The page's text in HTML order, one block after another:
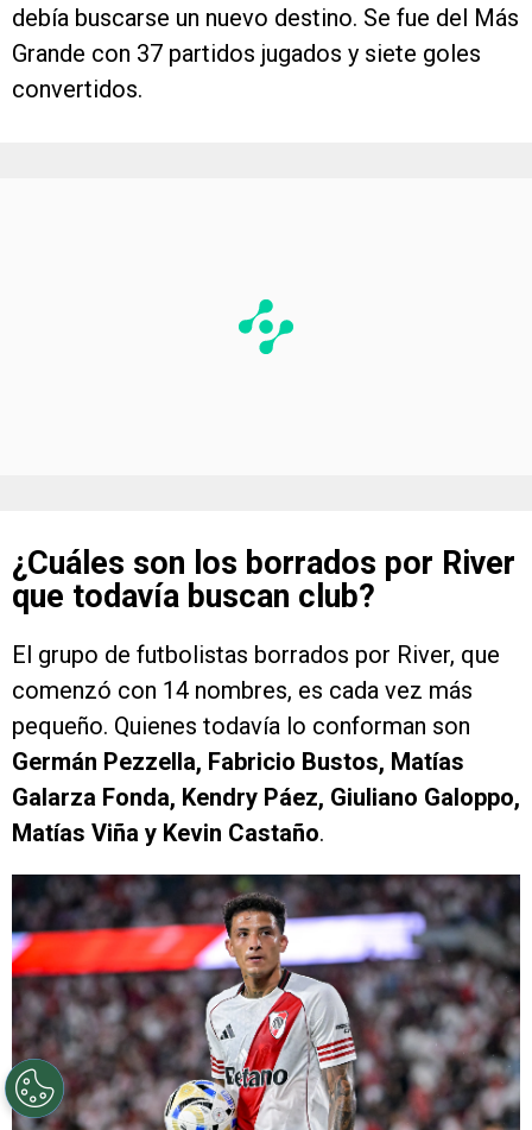
debía buscarse un nuevo destino. Se fue del Más
Grande con 37 partidos jugados y siete goles
convertidos.
¿Cuáles son los borrados por River
que todavía buscan club?
El grupo de futbolistas borrados por River, que
comenzó con 14 nombres, es cada vez más
pequeño. Quienes todavía lo conforman son
Germán Pezzella, Fabricio Bustos, Matías
Galarza Fonda, Kendry Páez, Giuliano Galoppo,
Matías Viña y Kevin Castaño.